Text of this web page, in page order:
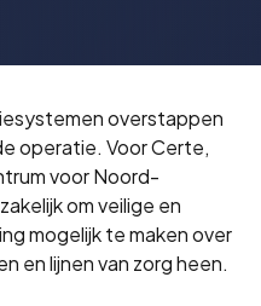
overstappen
operatie. Voor Certe,
voor Noord-
om veilige en
mogelijk te maken over
en lijnen van zorg heen.